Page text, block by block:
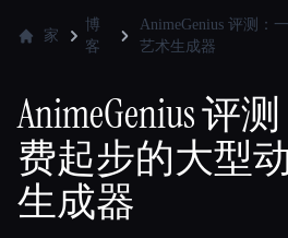
写作者
💻 📈
🎓学生 🎬
家
博
客
AnimeGenius 评测：
艺术生成器
AnimeGenius 评
费起步的大型
生成器